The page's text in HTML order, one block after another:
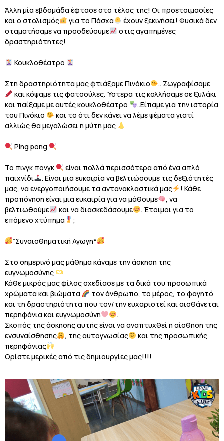
Άλλη μία εβδομάδα έφτασε στο τέλος της! Οι προετοιμασίες
και ο στολισμός
για το Πάσχα
έχουν ξεκινήσει! Φυσικά δεν
σταματήσαμε να προοδεύουμε
στις αγαπημένες
δραστηριότητες!
Κουκλοθέατρο
Στη δραστηριότητα μας φτιάξαμε Πινόκιο
.. Ζωγραφίσαμε
και κόψαμε τις φατσούλες. Ύστερα τις κολλήσαμε σε ξυλάκι
και παίξαμε με αυτές κουκλοθέατρο
..Είπαμε για την ιστορία
του Πινόκιο
και το ότι δεν κάνει να λέμε ψέματα γιατί
αλλιώς θα μεγαλώσει η μύτη μας
Ping pong
Το πινγκ πονγκ
είναι πολλά περισσότερα από ένα απλό
παιχνίδι
. Είναι μια ευκαιρία να βελτιώσουμε τις δεξιότητές
μας, να ενεργοποιήσουμε τα αντανακλαστικά μας
! Κάθε
προπόνηση είναι μια ευκαιρία για να μάθουμε
, να
βελτιωθούμε
και να διασκεδάσουμε
. Έτοιμοι για το
επόμενο χτύπημα
;
”Συναισθηματική Αγωγη*
Στο σημερινό μας μάθημα κάναμε την άσκηση της
ευγνωμοσύνης
Κάθε μικρός μας φίλος σχεδίασε με τα δικά του προσωπικά
χρώματα και βιώματα
τον άνθρωπο, το μέρος, το φαγητό
και τη δραστηριότητα που τον/την ευχαριστεί και αισθάνεται
περηφάνια και ευγνωμοσύνη
.
Σκοπός της άσκησης αυτής είναι να αναπτυχθεί η αίσθηση της
ενσυναίσθησης
, της αυτογνωσίας
και της προσωπικής
περηφάνιας
Ορίστε μερικές από τις δημιουργίες μας!!!!